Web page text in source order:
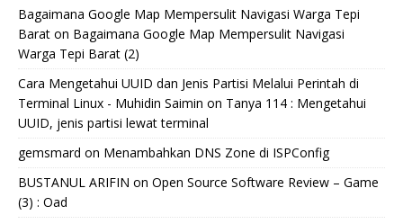
Bagaimana Google Map Mempersulit Navigasi Warga Tepi
Barat on Bagaimana Google Map Mempersulit Navigasi
Warga Tepi Barat (2)
Cara Mengetahui UUID dan Jenis Partisi Melalui Perintah di
Terminal Linux - Muhidin Saimin on Tanya 114 : Mengetahui
UUID, jenis partisi lewat terminal
gemsmard on Menambahkan DNS Zone di ISPConfig
BUSTANUL ARIFIN on Open Source Software Review – Game
(3) : Oad